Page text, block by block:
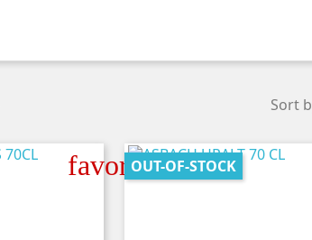
Sort
favorite_border
OUT-OF-STOCK